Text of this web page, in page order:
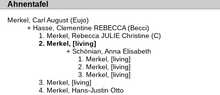
Ahnentafel
Merkel, Carl August (Eujo)
Hasse, Clementine REBECCA (Becci)
Merkel, Rebecca JULIE Christine (C)
Merkel, [living]
Schönian, Anna Elisabeth
Merkel, [living]
Merkel, [living]
Merkel, [living]
Merkel, [living]
Merkel, Hans-Justin Otto